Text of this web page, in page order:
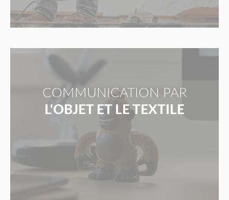
COMMUNICATION PAR
L'OBJET ET LE TEXTILE